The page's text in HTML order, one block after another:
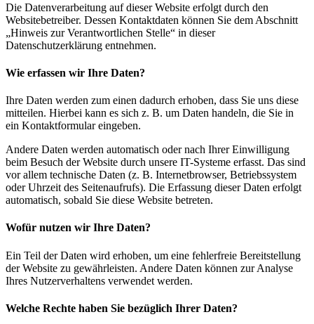
Die Datenverarbeitung auf dieser Website erfolgt durch den
Websitebetreiber. Dessen Kontaktdaten können Sie dem Abschnitt
„Hinweis zur Verantwortlichen Stelle“ in dieser
Datenschutzerklärung entnehmen.
Wie erfassen wir Ihre Daten?
Ihre Daten werden zum einen dadurch erhoben, dass Sie uns diese
mitteilen. Hierbei kann es sich z. B. um Daten handeln, die Sie in
ein Kontaktformular eingeben.
Andere Daten werden automatisch oder nach Ihrer Einwilligung
beim Besuch der Website durch unsere IT-Systeme erfasst. Das sind
vor allem technische Daten (z. B. Internetbrowser, Betriebssystem
oder Uhrzeit des Seitenaufrufs). Die Erfassung dieser Daten erfolgt
automatisch, sobald Sie diese Website betreten.
Wofür nutzen wir Ihre Daten?
Ein Teil der Daten wird erhoben, um eine fehlerfreie Bereitstellung
der Website zu gewährleisten. Andere Daten können zur Analyse
Ihres Nutzerverhaltens verwendet werden.
Welche Rechte haben Sie bezüglich Ihrer Daten?